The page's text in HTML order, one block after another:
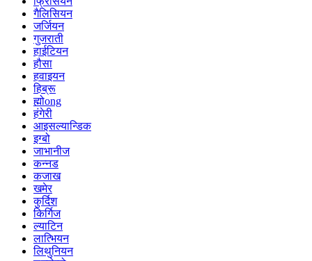
गैलिसियन
जर्जियन
गुजराती
हाईटियन
हौसा
हवाइयन
हिब्रू
ह्मोong
हंगेरी
आइसल्यान्डिक
इग्बो
जाभानीज
कन्नड
कजाख
खमेर
कुर्दिश
किर्गिज
ल्याटिन
लात्भियन
लिथुनियन